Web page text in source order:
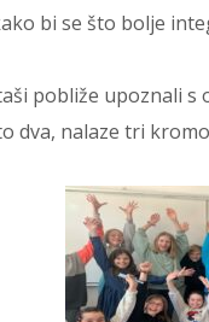
bi se što bolje
pobliže upoznali
dva, nalaze tri